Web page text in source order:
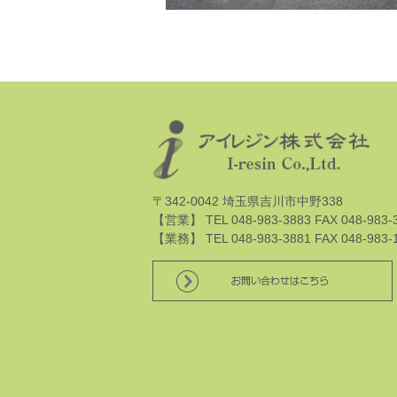
〒342-0042 埼玉県吉川市中野338
【営業】 TEL 048-983-3883 FAX 048-983-
【業務】 TEL 048-983-3881 FAX 048-983-